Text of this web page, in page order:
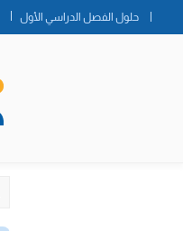
حلول الفصل الدراسي الأول